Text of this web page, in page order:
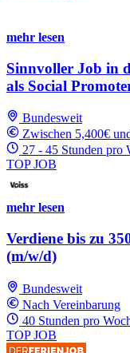
mehr lesen
Sinnvoller Job in
als Social
Bundesweit
Zwischen 5,400€
27 - 45 Stunden pro
TOP JOB
mehr lesen
Verdiene bis zu
(m/w/d)
Bundesweit
Nach Vereinbarung
40 Stunden pro
TOP JOB